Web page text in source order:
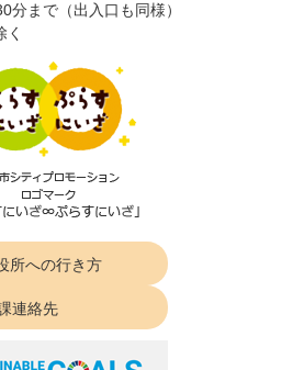
分まで（出入口も同様）
所への行き方
連絡先